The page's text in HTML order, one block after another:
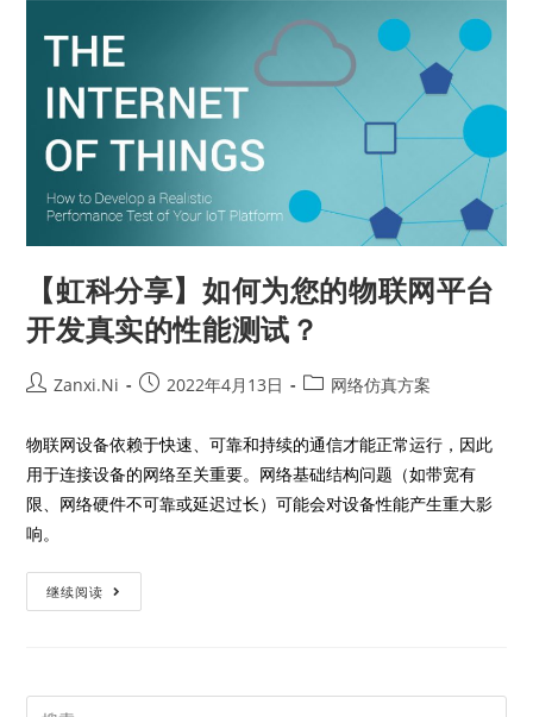
【虹科分享】如何为您的物联网平台
开发真实的性能测试？
Zanxi.Ni 2022年4月13日 网络仿真方案
物联网设备依赖于快速、可靠和持续的通信才能正常运行，因此
用于连接设备的网络至关重要。网络基础结构问题（如带宽有
限、网络硬件不可靠或延迟过长）可能会对设备性能产生重大影
响。
继续阅读